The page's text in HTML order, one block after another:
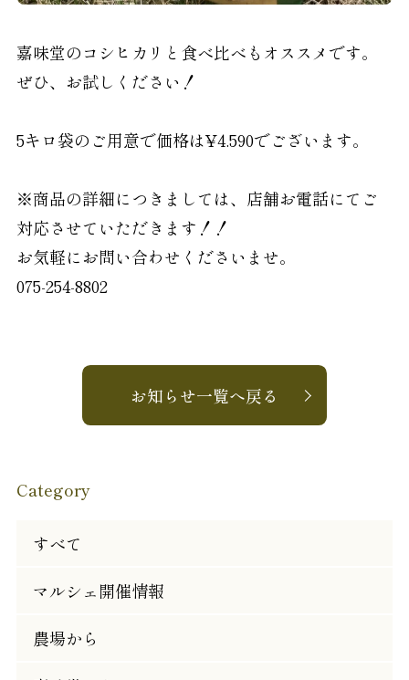
嘉味堂のコシヒカリと食べ比べもオススメです。
ぜひ、お試しください！
5キロ袋のご用意で価格は¥4.590でございます。
※商品の詳細につきましては、店舗お電話にてご
対応させていただきます！！
お気軽にお問い合わせくださいませ。
075-254-8802
お知らせ一覧へ戻る
Category
すべて
マルシェ開催情報
農場から